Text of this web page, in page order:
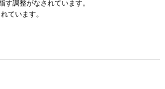
調整がなされています。
ています。